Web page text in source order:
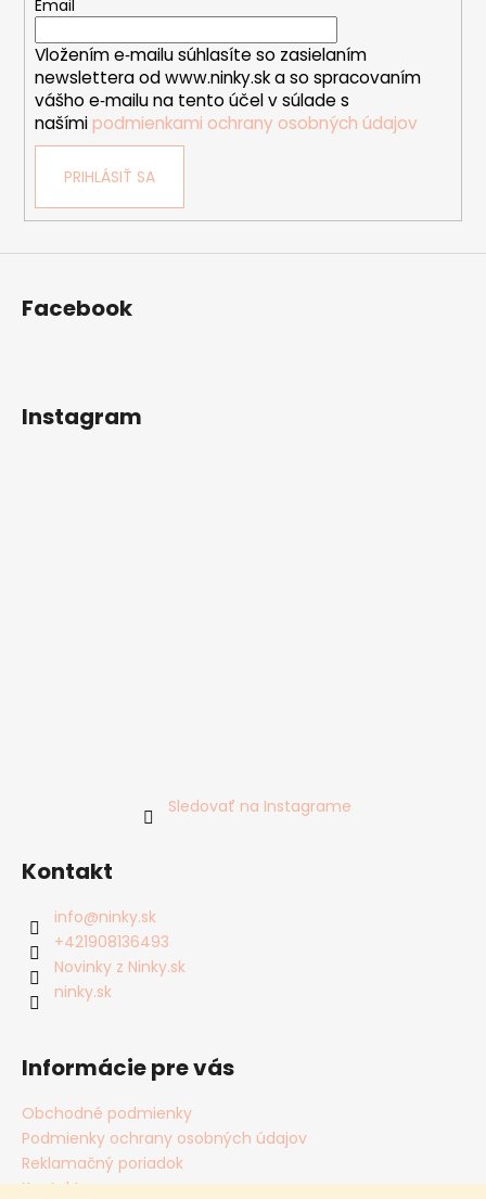
Email
Vložením e‑mailu súhlasíte so zasielaním
newslettera od www.ninky.sk a so spracovaním
vášho e‑mailu na tento účel v súlade s
našími podmienkami ochrany osobných údajov
PRIHLÁSIŤ SA
Facebook
Instagram
Sledovať na Instagrame
Kontakt
info@ninky.sk
+421908136493
Novinky z Ninky.sk
ninky.sk
Informácie pre vás
Obchodné podmienky
Podmienky ochrany osobných údajov
Reklamačný poriadok
Kontakty